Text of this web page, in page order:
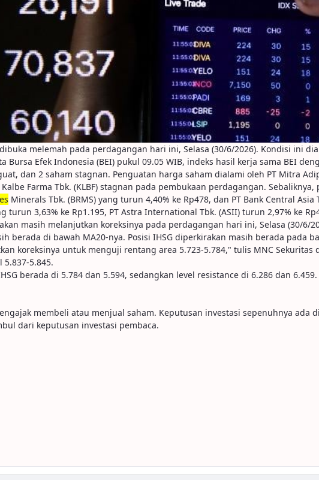
dibuka melemah pada perdagangan hari ini, Selasa (30/6/2026). Kondisi ini
Efek Indonesia (BEI) pukul 09.05 WIB, indeks hasil kerja sama BEI
dan 2 saham stagnan. Penguatan harga saham dialami oleh PT Mitra
Farma Tbk. (KLBF) stagnan pada pembukaan perdagangan.
Minerals Tbk. (BRMS) yang turun 4,40% ke Rp478, dan PT Bank Central
turun 3,63% ke Rp1.195, PT Astra International Tbk. (ASII) turun 2,97% ke
masih melanjutkan koreksinya pada perdagangan hari ini, Selasa (30/6/
berada di bawah MA20-nya. Posisi IHSG diperkirakan masih berada pada
koreksinya untuk menguji rentang area 5.723-5.784," tulis MNC
5.845.
berada di 5.784 dan 5.594, sedangkan level resistance di 6.286 dan 6.459.
membeli atau menjual saham. Keputusan investasi sepenuhnya
dari keputusan investasi pembaca.